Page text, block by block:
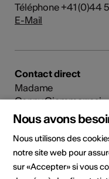
Téléphone +41 (0)44
E-Mail
Contact direct
Madame
Conny Giammarresi
Frau
Conny Giammarresi
3900 Brig
E-Mail
Nous avons
Nous utilisons des
notre site web pour
sur «Accepter» si vous